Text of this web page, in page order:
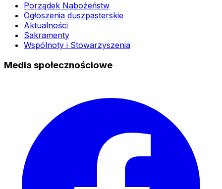
Porządek Nabożeństw
Ogłoszenia duszpasterskie
Aktualności
Sakramenty
Wspólnoty i Stowarzyszenia
Media społecznościowe